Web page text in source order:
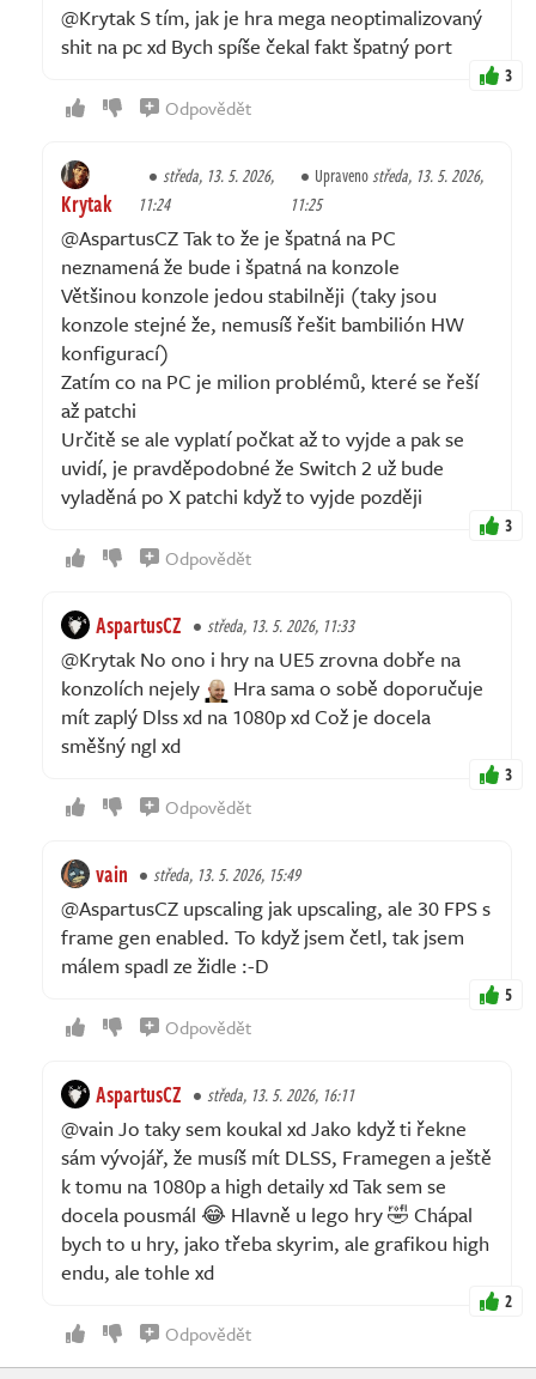
@Krytak S tím, jak je hra mega neoptimalizovaný
shit na pc xd Bych spíše čekal fakt špatný port
3
Odpovědět
Krytak
středa, 13. 5. 2026,
11:24
Upravenostředa, 13. 5. 2026,
11:25
@AspartusCZ Tak to že je špatná na PC
neznamená že bude i špatná na konzole
Většinou konzole jedou stabilněji (taky jsou
konzole stejné že, nemusíš řešit bambilión HW
konfigurací)
Zatím co na PC je milion problémů, které se řeší
až patchi
Určitě se ale vyplatí počkat až to vyjde a pak se
uvidí, je pravděpodobné že Switch 2 už bude
vyladěná po X patchi když to vyjde později
3
Odpovědět
AspartusCZ středa, 13. 5. 2026, 11:33
@Krytak No ono i hry na UE5 zrovna dobře na
konzolích nejely
Hra sama o sobě doporučuje
mít zaplý Dlss xd na 1080p xd Což je docela
směšný ngl xd
3
Odpovědět
vain středa, 13. 5. 2026, 15:49
@AspartusCZ upscaling jak upscaling, ale 30 FPS s
frame gen enabled. To když jsem četl, tak jsem
málem spadl ze židle :-D
5
Odpovědět
AspartusCZ středa, 13. 5. 2026, 16:11
@vain Jo taky sem koukal xd Jako když ti řekne
sám vývojář, že musíš mít DLSS, Framegen a ještě
k tomu na 1080p a high detaily xd Tak sem se
docela pousmál 😂 Hlavně u lego hry 🤣 Chápal
bych to u hry, jako třeba skyrim, ale grafikou high
endu, ale tohle xd
2
Odpovědět